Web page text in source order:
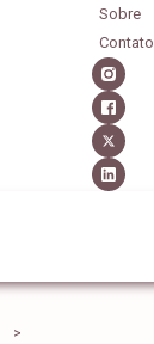
Sobre
Contato